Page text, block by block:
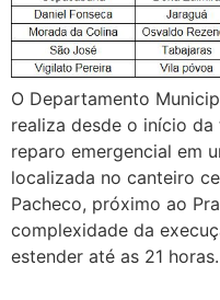
O Departamento
realiza desde o início
reparo emergencial em
localizada no canteiro
Pacheco, próximo ao
complexidade da
estender até as 21